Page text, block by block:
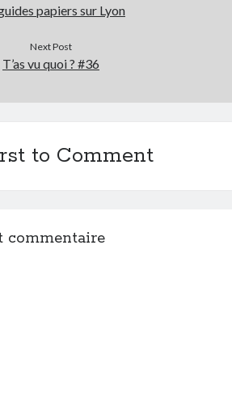
papiers sur Lyon
Next Post
T’as vu quoi ? #36
to Comment
commentaire